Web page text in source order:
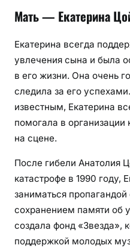
Мать — Екатерина
Екатерина всегда
увлечения сына и была
в его жизни. Она очень
следила за его
известным, Екатерина
помогала в
на сцене.
После гибели Анатолия
катастрофе в 1990 году,
заниматься пропагандой
сохранением памяти
создала фонд «Звезда»,
поддержкой молодых